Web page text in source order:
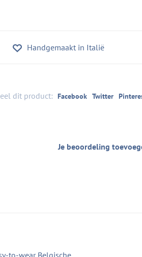
Handgemaakt in Italië
dit product: Facebook Twitter
Je beoordeling
to-wear Belgische